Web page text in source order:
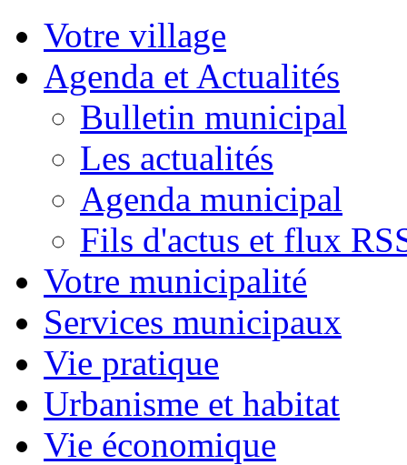
Votre village
Agenda et Actualités
Bulletin municipal
Les actualités
Agenda municipal
Fils d'actus et flux
Votre municipalité
Services municipaux
Vie pratique
Urbanisme et habitat
Vie économique